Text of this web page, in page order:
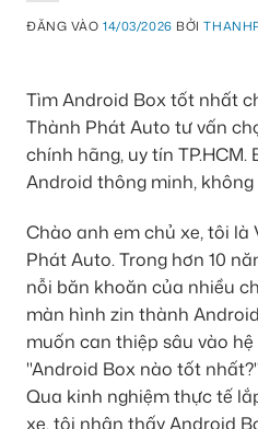
ĐĂNG VÀO14/03/2026 BỞI
Tìm Android Box tốt nhất
Thành Phát Auto tư vấn
chính hãng, uy tín
Android thông minh,
Chào anh em chủ xe, tôi
Phát Auto. Trong hơn 10
nỗi băn khoăn của nhiều
màn hình zin thành
muốn can thiệp sâu vào
"Android Box nào tốt
Qua kinh nghiệm thực tế
xe, tôi nhận thấy Android